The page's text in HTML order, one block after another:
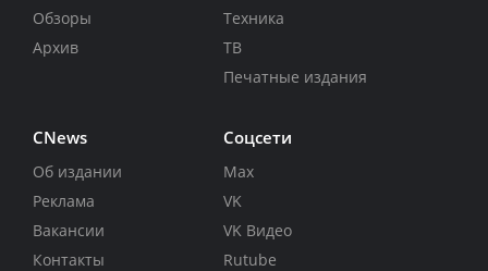
Обзоры
Архив
Техника
ТВ
Печатные издания
CNews
Об издании
Реклама
Вакансии
Контакты
Соцсети
Max
VK
VK Видео
Rutube